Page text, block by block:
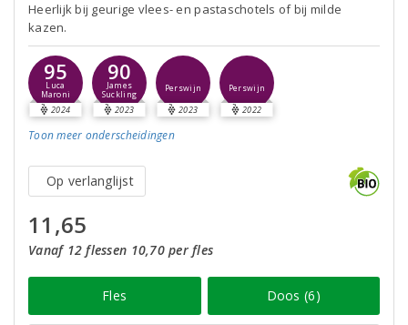
Heerlijk bij geurige vlees- en pastaschotels of bij milde
kazen.
95
Luca
Maroni
2024
90
James
Suckling
2023
Perswijn
2023
Perswijn
2022
Toon meer onderscheidingen
Op verlanglijst
11,65
Vanaf 12 flessen 10,70 per fles
Fles Doos (6)